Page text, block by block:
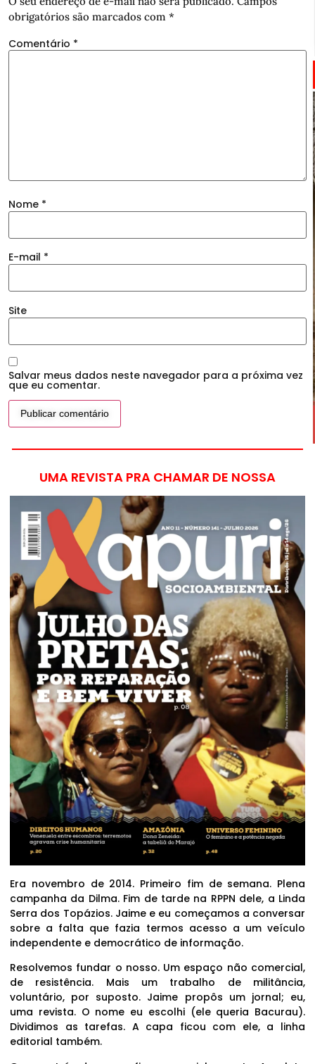
obrigatórios são marcados com *
Comentário *
Nome *
E-mail *
Site
Salvar meus dados neste navegador para a próxima vez
que eu comentar.
UMA REVISTA PRA CHAMAR DE NOSSA
Era novembro de 2014. Primeiro fim de semana. Plena
campanha da Dilma. Fim de tarde na RPPN dele, a Linda
Serra dos Topázios. Jaime e eu começamos a conversar
sobre a falta que fazia termos acesso a um veículo
independente e democrático de informação.
Resolvemos fundar o nosso. Um espaço não comercial,
de resistência. Mais um trabalho de militância,
voluntário, por suposto. Jaime propôs um jornal; eu,
uma revista. O nome eu escolhi (ele queria Bacurau).
Dividimos as tarefas. A capa ficou com ele, a linha
editorial também.